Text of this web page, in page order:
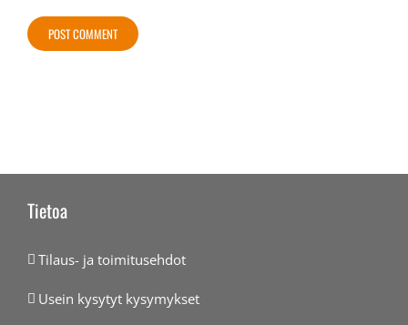
Tietoa
Tilaus- ja toimitusehdot
Usein kysytyt kysymykset